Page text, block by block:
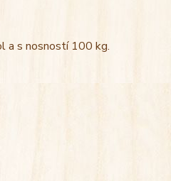
a s nosností 100 kg.